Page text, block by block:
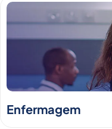
Enfermagem